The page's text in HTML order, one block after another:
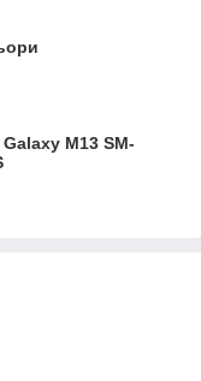
M13 SM-